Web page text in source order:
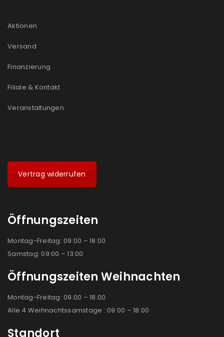
Aktionen
Versand
Finanzierung
Filiale & Kontakt
Veranstaltungen
Vertrag widerrufen
Öffnungszeiten
Montag-Freitag: 09:00 – 18:00
Samstag: 09:00 – 13:00
Öffnungszeiten Weihnachten
Montag-Freitag: 09:00 – 18:00
Alle 4 Weihnachtssamstage : 09:00 – 18:00
Standort